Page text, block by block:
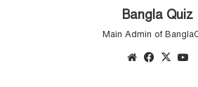
Bangla Quiz
Main Admin of
WebsiteFacebook
X